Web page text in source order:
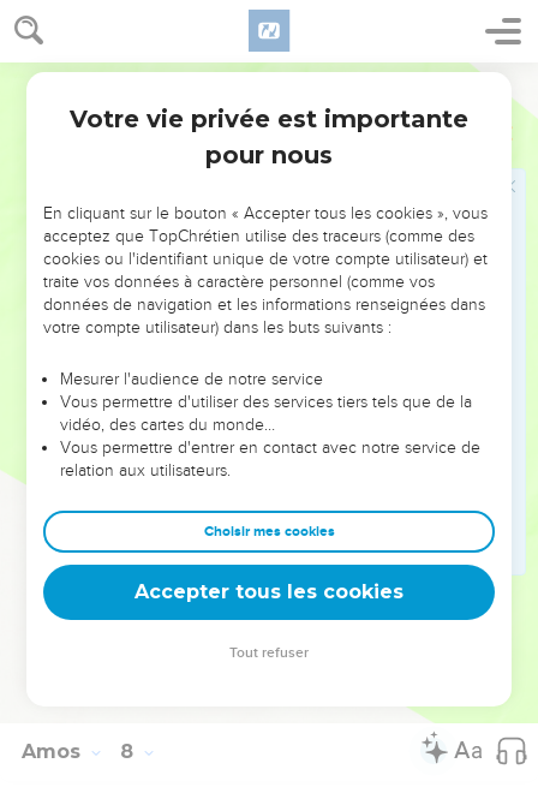
Amos 7
10 Alors Amatsia, prêtre de Béthel, fit dire à Jéroboam, le roi
d'Israël : « Amos conspire contre toi au milieu de la
ses paroles.
En effet, voici ce que dit Amos : ‘Jéroboam mourra par
Et Amatsia dit à Amos : « Visionnaire, va-t'en, fuis dans le
pays de Juda, manges-y ton pain, et là tu prophétiseras.
Mais ne continue pas à prophétiser à Béthel, car c'est un
sanctuaire du roi, c'est une maison royale. »
de prophète, mais je suis berger et je cultive des sycomores.
L'Eternel m'a pris derrière le troupeau et c’est lui qui m'a
dit : ‘Va prophétiser à mon peuple, Israël !’
16
prophétise pas contre Israël et ne parle pas contre la famille
d'Isaac !’
A cause de cela, voici ce que dit l'Eternel : ‘Ta femme se
prostituera dans la ville, tes fils et tes filles tomberont par
l'épée, ton champ sera partagé au ruban à mesurer. Toi, tu
Amos 8
Votre vie privée est importante
pour nous
En cliquant sur le bouton « Accepter tous les cookies », vous
acceptez que TopChrétien utilise des traceurs (comme des
cookies ou l'identifiant unique de votre compte utilisateur) et
traite vos données à caractère personnel (comme vos
données de navigation et les informations renseignées dans
votre compte utilisateur) dans les buts suivants :
Mesurer l'audience de notre service
Vous permettre d'utiliser des services tiers tels que de la
vidéo, des cartes du monde…
Vous permettre d'entrer en contact avec notre service de
relation aux utilisateurs.
Choisir mes cookies
Accepter tous les cookies
Tout refuser